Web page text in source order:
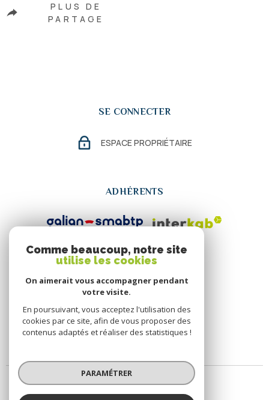
PLUS DE
PARTAGE
SE CONNECTER
ESPACE PROPRIÉTAIRE
ADHÉRENTS
Comme beaucoup, notre site
utilise les cookies
On aimerait vous accompagner pendant
votre visite.
En poursuivant, vous acceptez l'utilisation des
cookies par ce site, afin de vous proposer des
contenus adaptés et réaliser des statistiques !
PARAMÉTRER